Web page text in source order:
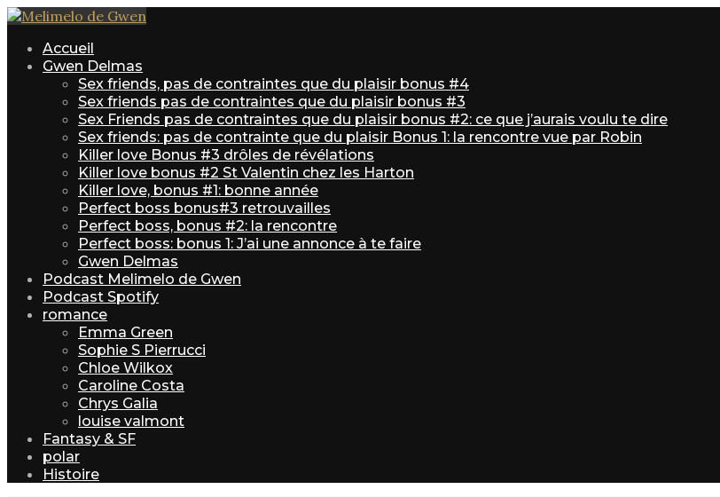
Accueil
Gwen Delmas
Sex friends, pas de contraintes que du plaisir bonus #4
Sex friends pas de contraintes que du plaisir bonus #3
Sex Friends pas de contraintes que du plaisir bonus #2: ce que j’aurais voulu te dire
Sex friends: pas de contrainte que du plaisir Bonus 1: la rencontre vue par Robin
Killer love Bonus #3 drôles de révélations
Killer love bonus #2 St Valentin chez les Harton
Killer love, bonus #1: bonne année
Perfect boss bonus#3 retrouvailles
Perfect boss, bonus #2: la rencontre
Perfect boss: bonus 1: J’ai une annonce à te faire
Gwen Delmas
Podcast Melimelo de Gwen
Podcast Spotify
romance
Emma Green
Sophie S Pierrucci
Chloe Wilkox
Caroline Costa
Chrys Galia
louise valmont
Fantasy & SF
polar
Histoire